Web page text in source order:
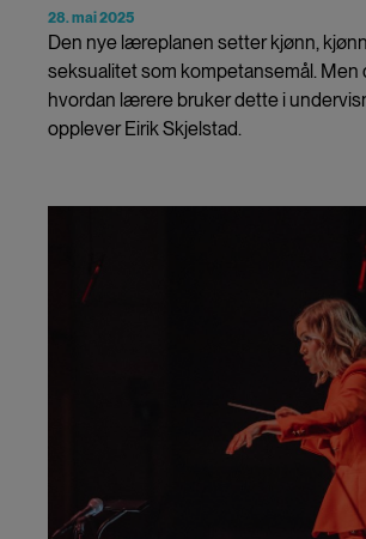
28. mai 2025
Den nye læreplanen setter kjønn,
seksualitet som kompetansemål. Men
hvordan lærere bruker dette i
opplever Eirik Skjelstad.